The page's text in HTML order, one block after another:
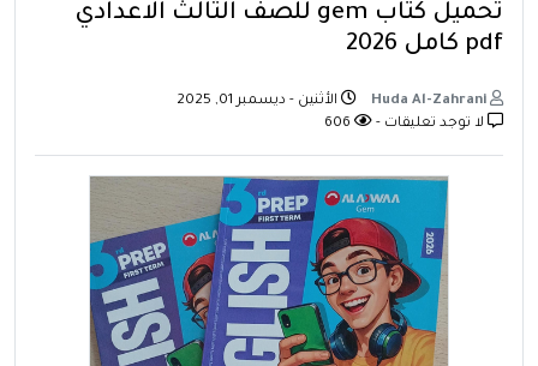
تحميل كتاب gem للصف الثالث الاعدادي
pdf كامل 2026
الأثنين - ديسمبر 01, 2025
لا توجد تعليقات -